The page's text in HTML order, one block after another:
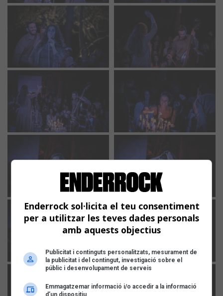
Enderrock sol·licita el teu consentiment
per a utilitzar les teves dades personals
amb aquests objectius
Publicitat i continguts personalitzats, mesurament de
la publicitat i del contingut, investigació sobre el
públic i desenvolupament de serveis
Emmagatzemar informació i/o accedir a la informació
d’un dispositiu